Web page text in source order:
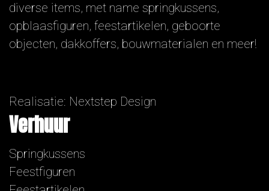
diverse items, met name springkussens,
opblaasfiguren, feestartikelen, geboorte
objecten, dakkoffers, bouwmaterialen en meer!
Realisatie: Nextstep Design
Verhuur
Springkussens
Feestfiguren